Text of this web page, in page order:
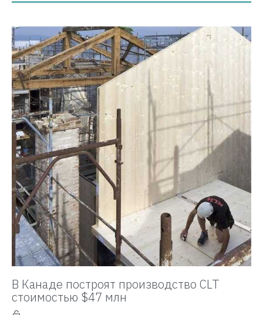
В Канаде построят производство CLT
стоимостью $47 млн